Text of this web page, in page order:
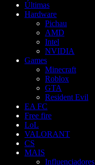
Últimas
Hardware
Pichau
AMD
Intel
NVIDIA
Games
Minecraft
Roblox
GTA
Resident Evil
EA FC
Free fire
LoL
VALORANT
CS
MAIS
Influenciadores